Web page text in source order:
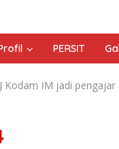
PERSIT
Kodam IM jadi